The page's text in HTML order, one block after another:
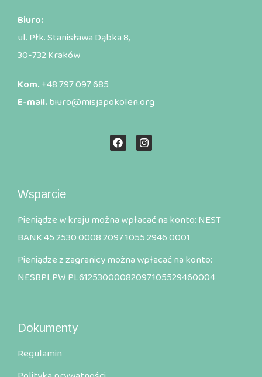
Biuro:
ul. Płk. Stanisława Dąbka 8,
30-732 Kraków
Kom.+48 797 097 685
E-mail.biuro@misjapokolen.org
Wsparcie
Pieniądze w kraju można wpłacać na konto: NEST
BANK 45 2530 0008 2097 1055 2946 0001
Pieniądze z zagranicy można wpłacać na konto:
NESBPLPW PL61253000082097105529460004
Dokumenty
Regulamin